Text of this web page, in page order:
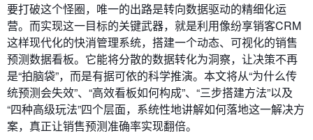
要打破这个怪圈，唯一的出路是转向数据驱动的精细化运
营。而实现这一目标的关键武器，就是利用像纷享销客CRM
这样现代化的快消管理系统，搭建一个动态、可视化的销售
预测数据看板。它能将分散的数据转化为洞察，让决策不再
是“拍脑袋”，而是有据可依的科学推演。本文将从“为什么传
统预测会失效”、“高效看板如何构成”、“三步搭建方法”以及
“四种高级玩法”四个层面，系统性地讲解如何落地这一解决方
案，真正让销售预测准确率实现翻倍。